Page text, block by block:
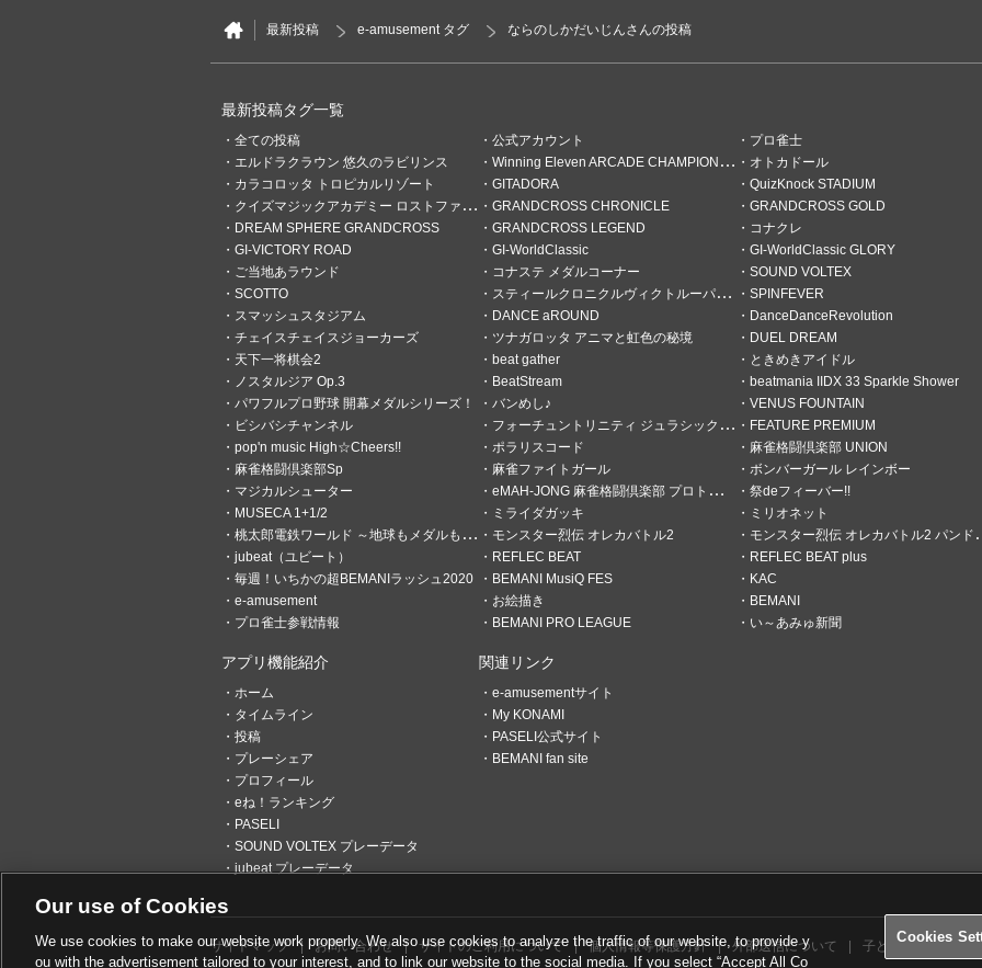
おみくじっっっ！ #こっそりおみくじ https://p.eagate.573.j
p/gate/e/toomikuji.html?from=article
のアロエとグリム・アロエ！ https://eam.573.jp/app/web/ca
mpaign/achievement/ #イラストアイデア募集
tアプリ
最新投稿 e-amusement タグ ならのしかだいじんさんの投稿
最新投稿タグ一覧
全ての投稿 公式アカウント
プロ雀士
エルドラクラウン 悠久のラビリンス
Winning Eleven ARCADE CHAMPIONSHIP
オトカドール
カラコロッタ トロピカルリゾート
GITADORA
QuizKnock STADIUM
クイズマジックアカデミー ロストファンタリウム
GRANDCROSS CHRONICLE
GRANDCROSS GOLD
DREAM SPHERE GRANDCROSS
GRANDCROSS LEGEND
コナクレ
GI-VICTORY ROAD
GI-WorldClassic
GI-WorldClassic GLORY
ご当地あラウンド
コナステ メダルコーナー
SOUND VOLTEX
SCOTTO
スティールクロニクルヴィクトルーパーズ
SPINFEVER
スマッシュスタジアム
DANCE aROUND
DanceDanceRevolution
チェイスチェイスジョーカーズ
ツナガロッタ アニマと虹色の秘境
DUEL DREAM
天下一将棋会2
beat gather
ときめきアイドル
ノスタルジア Op.3
BeatStream
beatmania IIDX 33 Sparkle Shower
パワフルプロ野球 開幕メダルシリーズ！
バンめし♪
VENUS FOUNTAIN
ビシバシチャンネル
フォーチュントリニティ ジュラシックトレジャー
FEATURE PREMIUM
pop'n music High☆Cheers!!
ポラリスコード
麻雀格闘倶楽部 UNION
麻雀格闘倶楽部Sp
麻雀ファイトガール
ボンバーガール レインボー
マジカルシューター
eMAH-JONG 麻雀格闘倶楽部 プロトーナメント
祭deフィーバー!!
MUSECA 1+1/2
ミライダガッキ
ミリオネット
桃太郎電鉄ワールド ～地球もメダルもまわってる！～
モンスター烈伝 オレカバトル2
モンスター烈伝 オレカバトル2 パンドラのメダル
jubeat（ユビート）
REFLEC BEAT
REFLEC BEAT plus
毎週！いちかの超BEMANIラッシュ2020
BEMANI MusiQ FES
KAC
e-amusement
お絵描き
BEMANI
プロ雀士参戦情報
BEMANI PRO LEAGUE い～あみゅ新聞
アプリ機能紹介
ホーム
タイムライン
投稿
プレーシェア
プロフィール
eね！ランキング
PASELI
SOUND VOLTEX プレーデータ
jubeat プレーデータ
関連リンク
e-amusementサイト
My KONAMI
PASELI公式サイト
BEMANI fan site
サイトマップ お問い合わせ サイトのご利用について 個人情報等保護方針 外部送信について 子どもの安全基準
Our use of Cookies
We use cookies to make our website work properly. We also use cookies to analyze the traffic of our website, to provide y
ou with the advertisement tailored to your interest, and to link our website to the social media. If you select “Accept All Co
Cookies